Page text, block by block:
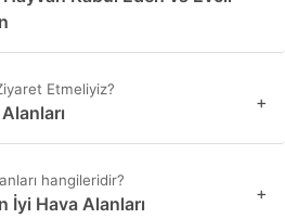
Etmeliyiz?
+
hangileridir?
İyi Hava Alanları +